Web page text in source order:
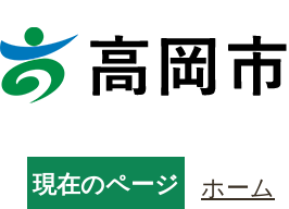
現在のページ ホーム